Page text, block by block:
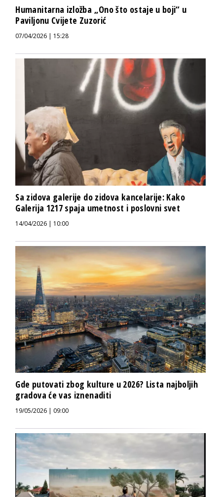
Humanitarna izložba „Ono što ostaje u boji“ u
Paviljonu Cvijete Zuzorić
07/04/2026 | 15:28
Sa zidova galerije do zidova kancelarije: Kako
Galerija 1217 spaja umetnost i poslovni svet
14/04/2026 | 10:00
Gde putovati zbog kulture u 2026? Lista najboljih
gradova će vas iznenaditi
19/05/2026 | 09:00